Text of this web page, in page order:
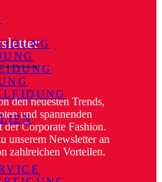
den neuesten Trends,
und spannenden
Corporate Fashion.
unserem Newsletter an
zahlreichen Vorteilen.